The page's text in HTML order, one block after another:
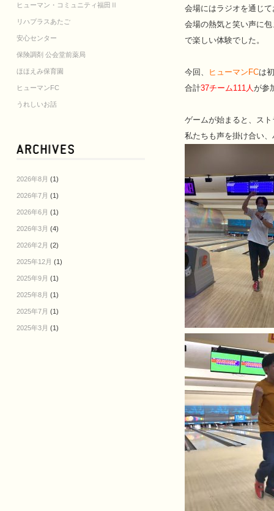
ヒューマン・コミュニティ福田Ⅱ
リハプラスあたご
安心センター
保険調剤 公会堂前薬局
ほほえみ保育園
ヒューマンFC
うれしいお話
2026年8月 (1)
2026年7月 (1)
2026年6月 (1)
2026年3月 (4)
2026年2月 (2)
2025年12月 (1)
2025年9月 (1)
2025年8月 (1)
2025年7月 (1)
2025年3月 (1)
会場にはラジオを通じ
会場の熱気と笑い声に
で楽しい体験でした。
今回、 ヒューマンFCは
合計37チーム111人が参
ゲームが始まると、ス
私たちも声を掛け合い